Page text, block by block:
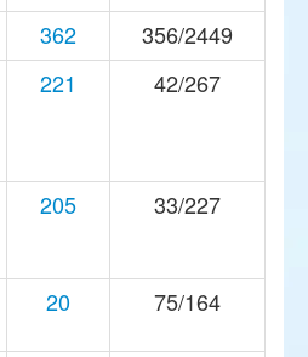
362
356/2449
221 42/267
205 33/227
20 75/164